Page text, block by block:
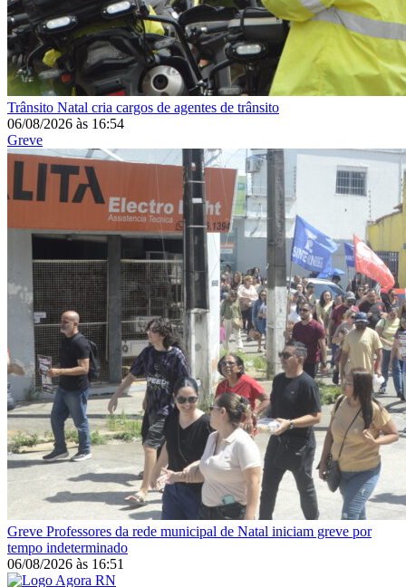
Trânsito Natal cria cargos de agentes de trânsito
06/08/2026 às 16:54
Greve
Greve Professores da rede municipal de Natal iniciam greve por
tempo indeterminado
06/08/2026 às 16:51